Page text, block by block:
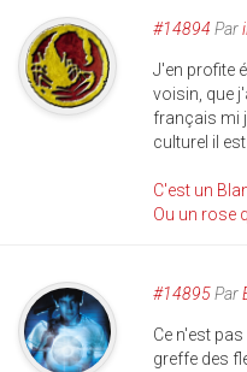
#14894 Par
J'en profite
voisin, que
français mi
culturel il
C'est un
Ou un rose
#14895Par
Ce n'est
greffe des